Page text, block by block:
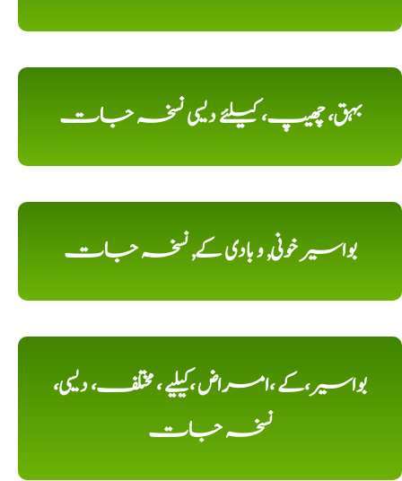
بہق، چھیپ، کیلئے دیسی نسخہ جات
بواسیر خونی, و بادی کے, نسخہ جات
بواسیر،کے ،امراض ،کیلیے ، مختلف، دیسی،
نسخہ جات